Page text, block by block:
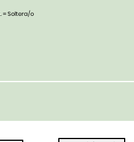
= Soltera/o